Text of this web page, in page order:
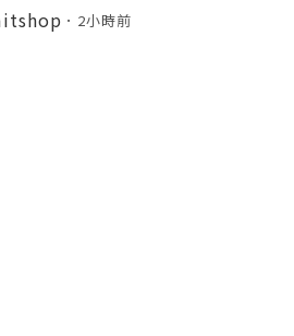
software developers,
communities, s
2小時前